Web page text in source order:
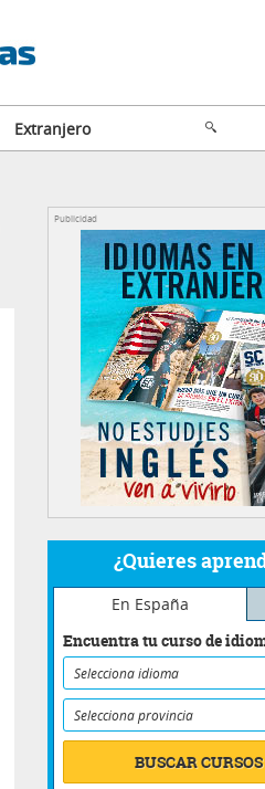
Extranjero
Publicidad
¿Quieres
En España
Encuentra tu curso de
BUSCAR